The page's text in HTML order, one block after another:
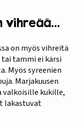
vihreää…
on myös vihreitä
tammi ei kärsi
Myös syreenien
Marjakuusen
valkoisille kukille,
lakastuvat